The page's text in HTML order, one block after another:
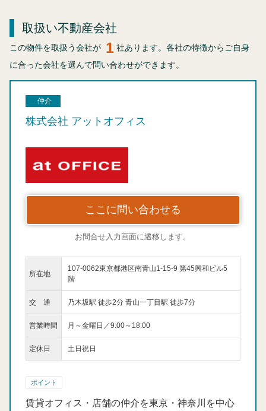
取扱い不動産会社
この物件を取扱う会社が 1 社あります。各社の特徴からご自身
に合った会社を選んで問い合わせができます。
仲介
株式会社 アットオフィス
ここに問い合わせる
お問合せ入力画面に遷移します。
所在地
107-0062東京都港区南青山1-15-9 第45興和ビル5
階
交 通 乃木坂駅 徒歩2分 青山一丁目駅 徒歩7分
営業時間 月～金曜日／9:00～18:00
定休日 土日祝日
ポイント
賃貸オフィス・店舗の仲介を東京・神奈川を中心